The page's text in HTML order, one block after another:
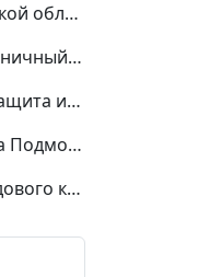
Обзор ТЛЦ Московской области
«Физтехленд»: Гостиничный комплекс в Долгопрудном
«Паутина» Ростех: Защита инфраструктуры от БПЛА
Экологическая карта Подмосковья
Обзор: Газовозы ледового класса Аrc7